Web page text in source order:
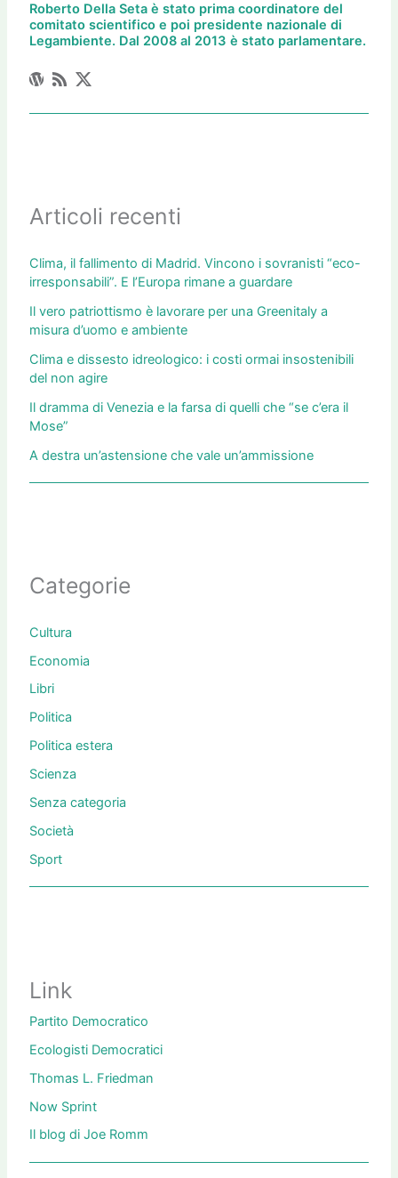
Roberto Della Seta è stato prima coordinatore del
comitato scientifico e poi presidente nazionale di
Legambiente. Dal 2008 al 2013 è stato parlamentare.
Articoli recenti
Clima, il fallimento di Madrid. Vincono i sovranisti “eco-
irresponsabili”. E l’Europa rimane a guardare
Il vero patriottismo è lavorare per una Greenitaly a
misura d’uomo e ambiente
Clima e dissesto idreologico: i costi ormai insostenibili
del non agire
Il dramma di Venezia e la farsa di quelli che “se c’era il
Mose”
A destra un’astensione che vale un’ammissione
Categorie
Cultura
Economia
Libri
Politica
Politica estera
Scienza
Senza categoria
Società
Sport
Link
Partito Democratico
Ecologisti Democratici
Thomas L. Friedman
Now Sprint
Il blog di Joe Romm